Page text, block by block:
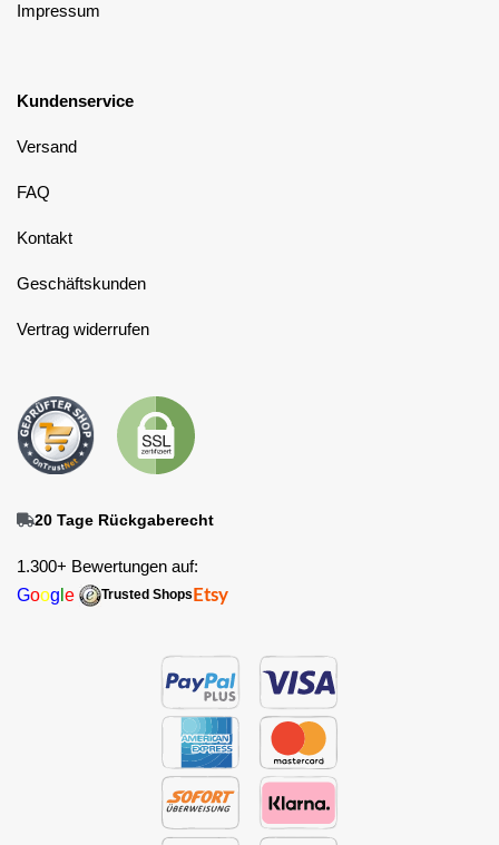
Impressum
Kundenservice
Versand
FAQ
Kontakt
Geschäftskunden
Vertrag widerrufen
20 Tage Rückgaberecht
1.300+ Bewertungen auf:
Goog e Trusted Shops Etsy